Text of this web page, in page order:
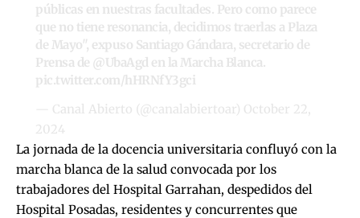
públicas en nuestras facultades. Pero como parece
que no tiene resonancia, decidimos traerlas a Plaza
de Mayo", expuso Santiago Gándara, secretario de
Prensa de @UbaAgd en la Marcha Blanca.
pic.twitter.com/hHRNfY3gci
— Canal Abierto (@canalabiertoar) October 22,
2024
La jornada de la docencia universitaria confluyó con la
marcha blanca de la salud convocada por los
trabajadores del Hospital Garrahan, despedidos del
Hospital Posadas, residentes y concurrentes que